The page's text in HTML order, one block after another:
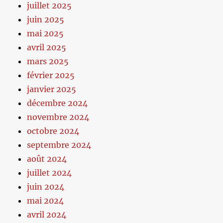
juillet 2025
juin 2025
mai 2025
avril 2025
mars 2025
février 2025
janvier 2025
décembre 2024
novembre 2024
octobre 2024
septembre 2024
août 2024
juillet 2024
juin 2024
mai 2024
avril 2024